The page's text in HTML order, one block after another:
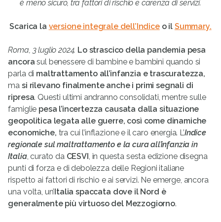
è meno sicuro, tra fattori di rischio e carenza di servizi.
Scarica la versione integrale dell’Indiceo il Summary.
Roma, 3 luglio 2024. Lo strascico della pandemia pesa
ancora sul benessere di bambine e bambini quando si
parla di maltrattamento all’infanzia e trascuratezza,
masi rilevano finalmente anche i primi segnali di
ripresa. Questi ultimi andranno consolidati, mentre sulle
famiglie pesa l’incertezza causata dalla situazione
geopolitica legata alle guerre, così come dinamiche
economiche, tra cui l’inflazione e il caro energia. L’Indice
regionale sul maltrattamento e la cura all’infanzia in
Italia, curato da CESVI , in questa sesta edizione disegna
punti di forza e di debolezza delle Regioni italiane
rispetto ai fattori di rischio e ai servizi. Ne emerge, ancora
una volta, un’ Italia spaccata dove il Nord è
generalmente più virtuoso del Mezzogiorno.